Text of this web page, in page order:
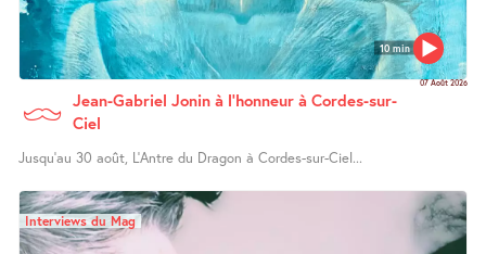
10 min
07 Août 2026
Jean-Gabriel Jonin à l’honneur à Cordes-sur-
Ciel
Jusqu’au 30 août, L’Antre du Dragon à Cordes-sur-Ciel...
Interviews du Mag